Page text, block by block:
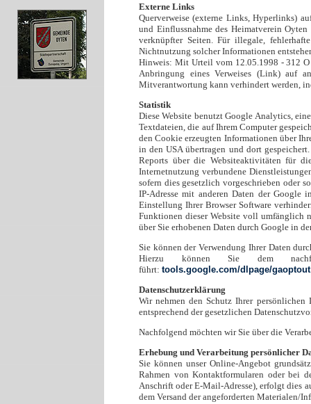
Externe Links
Querverweise (externe Links, Hyperlinks)
und Einflussnahme des Heimatverein
verknüpfter Seiten. Für illegale,
Nichtnutzung solcher Informationen
Hinweis: Mit Urteil vom 12.05.1998 - 312
Anbringung eines Verweises (Link) auf
Mitverantwortung kann verhindert werden,
Statistik
Diese Website benutzt Google Analytics,
Textdateien, die auf Ihrem Computer
den Cookie erzeugten Informationen über
in den USA übertragen und dort
Reports über die Websiteaktivitäten für
Internetnutzung verbundene
sofern dies gesetzlich vorgeschrieben oder
IP-Adresse mit anderen Daten der Google
Einstellung Ihrer Browser Software
Funktionen dieser Website voll umfänglich
über Sie erhobenen Daten durch Google in
Sie können der Verwendung Ihrer Daten
Hierzu können Sie dem
führt: tools.google.com/dlpage/gaoptout
Datenschutzerklärung
Wir nehmen den Schutz Ihrer persönlichen
entsprechend der gesetzlichen
Nachfolgend möchten wir Sie über die
Erhebung und Verarbeitung persönlicher
Sie können unser Online-Angebot
Rahmen von Kontaktformularen oder bei
Anschrift oder E-Mail-Adresse), erfolgt dies
dem Versand der angeforderten Materialen/